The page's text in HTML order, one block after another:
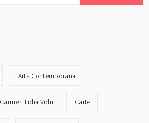
Arta Contemporana
Carmen Lidia Vidu Carte